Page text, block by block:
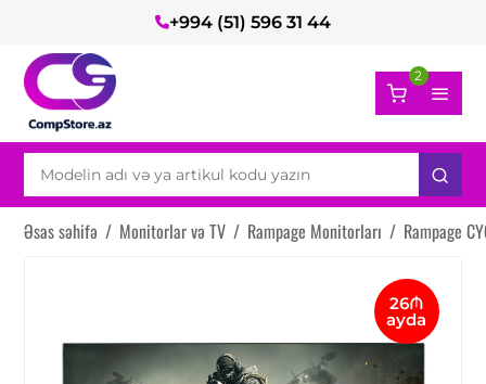
+994 (51) 596 31 44
2
Əsas səhifə / Monitorlar və TV / Rampage Monitorları / Rampage
26₼
ayda